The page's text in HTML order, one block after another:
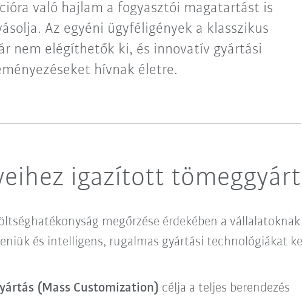
való hajlam a fogyasztói magatartást is
Az egyéni ügyféligények a klasszikus
nem elégíthetők ki, és innovatív gyártási
hívnak életre.
igazított
megőrzése érdekében a vállalatoknak
és intelligens, rugalmas gyártási technológiákat
(Mass Customization) célja a teljes berendezés